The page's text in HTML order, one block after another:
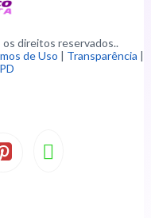
os direitos reservados..
de Uso | Transparência |